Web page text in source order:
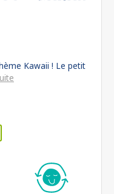
Kawaii ! Le petit